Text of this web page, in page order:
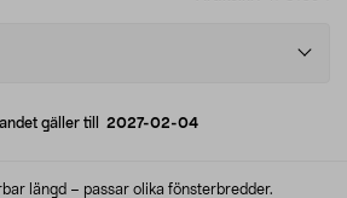
gäller till 2027-02-04
längd – passar olika fönsterbredder.